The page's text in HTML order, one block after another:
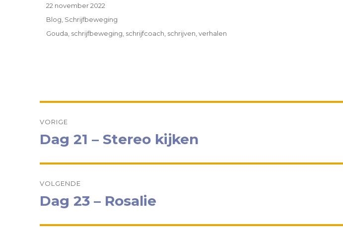
Geplaatst
op
22 november 2022
Categorieën
Blog Schrijfbeweging
Tags
Gouda schrijfbeweging schrijfcoach schrijven ,verhalen
navigatie
VORIGE
Vorig
Dag 21 – Stereo kijken
VOLGENDE
Volgend
Dag 23 – Rosalie